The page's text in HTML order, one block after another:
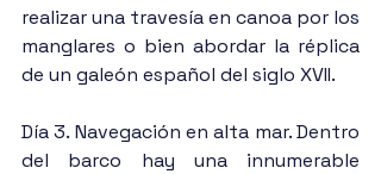
realizar una travesía en canoa por los
manglares o bien abordar la réplica
de un galeón español del siglo XVII.
Día 3. Navegación en alta mar. Dentro
del barco hay una innumerable